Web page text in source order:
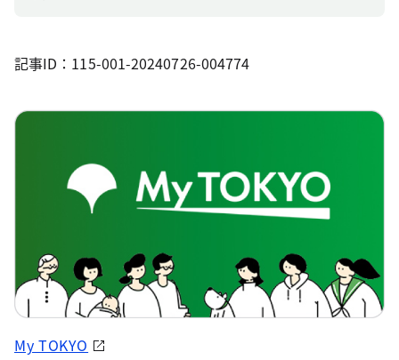
記事ID：115-001-20240726-004774
My TOKYO